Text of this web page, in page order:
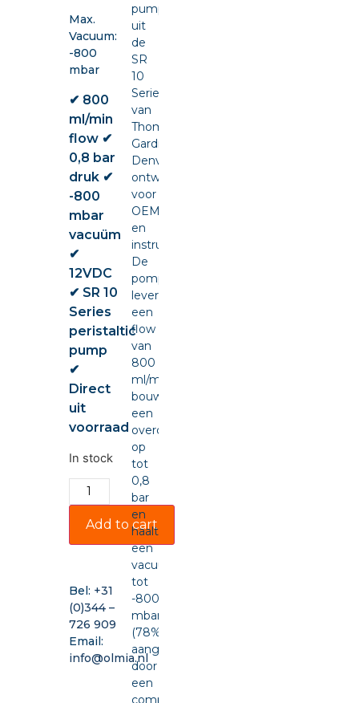
Max.
Vacuum:
-800
mbar
✔ 800
ml/min
flow ✔
0,8 bar
druk ✔
-800
mbar
vacuüm
✔
12VDC
✔ SR 10
Series
peristaltic
pump
✔
Direct
uit
voorraad
In stock
Add to cart
Bel: +31
(0)344 –
726 909
Email:
info@olmia.nl
pump
uit
de
SR
10
Series
van
Thomas
Gardner
Denver,
ontwikkeld
voor
OEM-
en
instrumentintegratie.
De
pomp
levert
een
flow
van
800
ml/min,
bouwt
een
overdruk
op
tot
0,8
bar
en
haalt
een
vacuüm
tot
-800
mbar
(78%),
aangedreven
door
een
compacte